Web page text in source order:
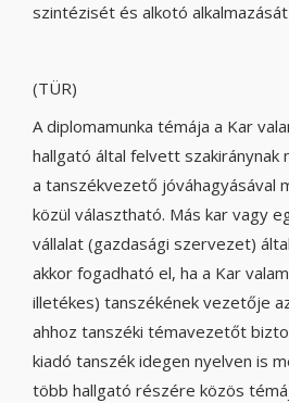
szintézisét és alkotó
(TÜR)
A diplomamunka témája a Kar
hallgató által felvett szakiránynak
a tanszékvezető jóváhagyásával
közül választható. Más kar vagy
vállalat (gazdasági szervezet)
akkor fogadható el, ha a Kar
illetékes) tanszékének vezetője
ahhoz tanszéki témavezetőt
kiadó tanszék idegen nyelven is
több hallgató részére közös